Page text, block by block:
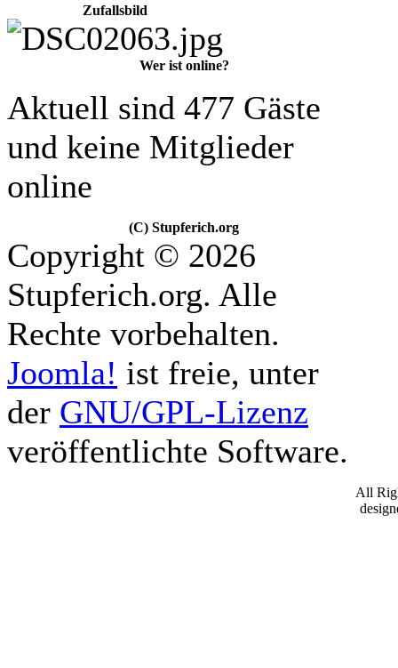
Zufallsbild
Wer ist online?
Aktuell sind 477 Gäste
und keine Mitglieder
online
(C) Stupferich.org
Copyright © 2026
Stupferich.org. Alle
Rechte vorbehalten.
Joomla! ist freie, unter
der GNU/GPL-Lizenz
veröffentlichte Software.
All